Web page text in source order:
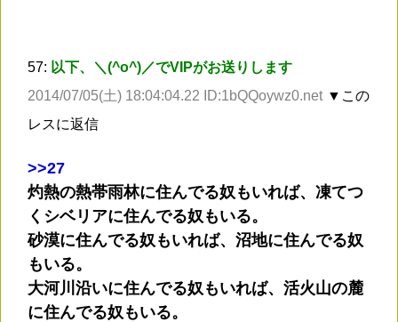
57: 以下、＼(^o^)／でVIPがお送りします
2014/07/05(土) 18:04:04.22 ID:1bQQoywz0.net ▼この
レスに返信
>>27
灼熱の熱帯雨林に住んでる奴もいれば、凍てつ
くシベリアに住んでる奴もいる。
砂漠に住んでる奴もいれば、沼地に住んでる奴
もいる。
大河川沿いに住んでる奴もいれば、活火山の麓
に住んでる奴もいる。